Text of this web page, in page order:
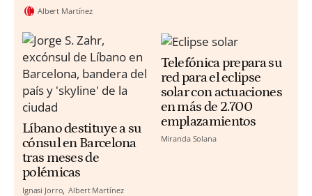
Albert Martínez
Líbano destituye a su
cónsul en Barcelona
tras meses de
polémicas
Ignasi Jorro Albert Martínez
Telefónica prepara su
red para el eclipse
solar con actuaciones
en más de 2.700
emplazamientos
Miranda Solana